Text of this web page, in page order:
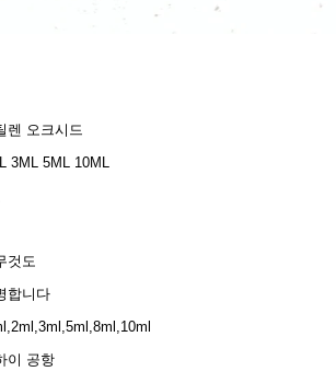
렌 오크시드
3ML 5ML 10ML
것도
합니다
이 공항